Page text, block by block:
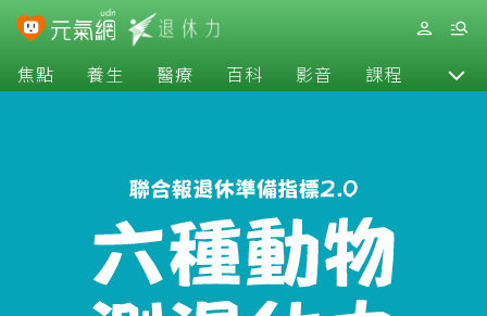
焦點 養生 醫療 百科 影音 課程 退休